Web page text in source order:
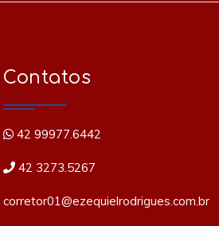
Contatos
42 99977.6442
42 3273.5267
corretor01@ezequielrodrigues.com.br